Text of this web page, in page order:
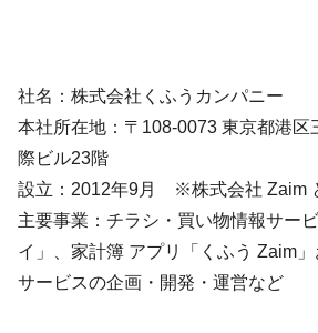
社名：株式会社くふうカンパニー
本社所在地：〒108-0073 東京都港区
際ビル23階
設立：2012年9月 ※株式会社 Zaim
主要事業：チラシ・買い物情報サー
イ」、家計簿 アプリ「くふう Zaim
サービスの企画・開発・運営など